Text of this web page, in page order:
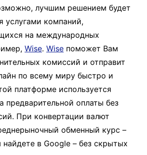
лучшим решением будет
услугами компаний,
на международных
Wise. Wise поможет Вам
комиссий и отправит
по всему миру быстро и
платформе используется
предварительной оплаты без
При конвертации валют
обменный курс –
в Google – без скрытых